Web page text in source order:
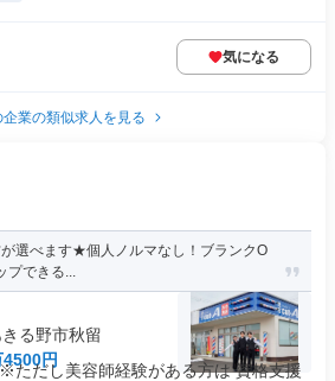
気になる
企業の類似求人を見る
選べます★個人ノルマなし！ブランクO
プできる...
る野市秋留
円
ただし美容師経験がある方は 資格支援